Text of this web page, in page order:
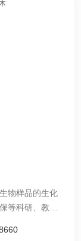
物样品的生化
等科研、教育